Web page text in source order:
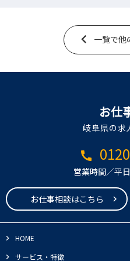
一覧で他
お仕
岐阜県の求
call
営業時間／平
お仕事相談はこちら
HOME
サービス・特徴